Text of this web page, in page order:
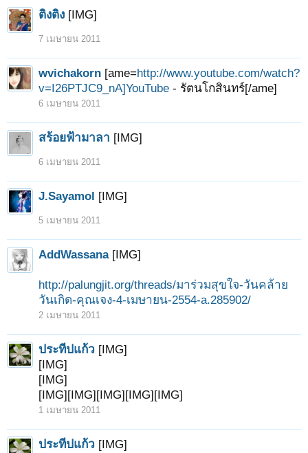
ติงติง [IMG]
7 เมษายน 2011
wvichakorn [ame=http://www.youtube.com/watch?
v=I26PTJC9_nA]YouTube - รัตนโกสินทร์[/ame]
6 เมษายน 2011
สร้อยฟ้ามาลา [IMG]
6 เมษายน 2011
J.Sayamol [IMG]
5 เมษายน 2011
AddWassana [IMG]
http://palungjit.org/threads/มาร่วมสุขใจ-วันคล้าย
วันเกิด-คุณเจง-4-เมษายน-2554-a.285902/
2 เมษายน 2011
ประทีปแก้ว [IMG]
[IMG]
[IMG]
[IMG][IMG][IMG][IMG][IMG]
1 เมษายน 2011
ประทีปแก้ว [IMG]